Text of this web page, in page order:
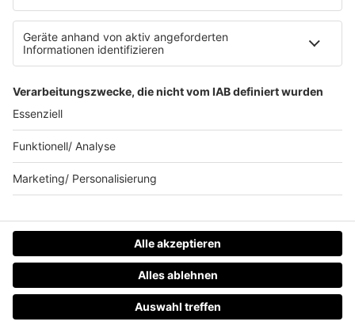
Allgemeine Teilnahmebedingungen
Werbung schalten
80s80s.de
© 90s90s - EINE MARKE DER REGIOCAST GMBH & Co. KG.